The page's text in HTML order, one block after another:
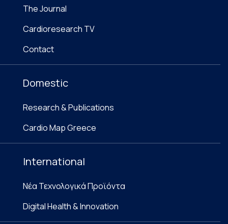
The Journal
Cardioresearch TV
Contact
Domestic
Research & Publications
Cardio Map Greece
International
Νέα Τεχνολογικά Προϊόντα
Digital Health & Innovation